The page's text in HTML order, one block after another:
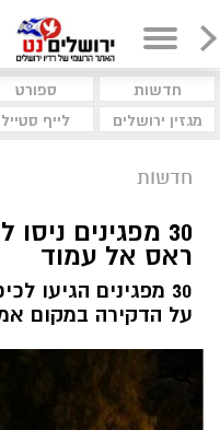
חדשות ספורט
מגזין ירושלים
לייף סטייל
חדשות
30 מפגינים
ראס אל עמוד
30 מפגינים
על הדקירה במקום אמש.2 מפגינים נעצו